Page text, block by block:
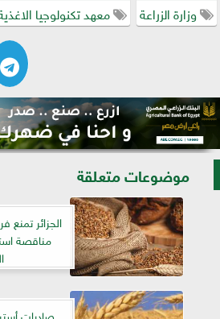
وزارة الزراعة
معهد تكنولوجيا
موضوعات متعلقة
الجزائر
مناقصة
صادرات